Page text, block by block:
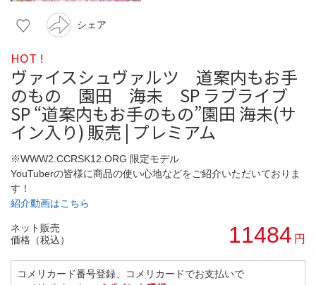
シェア
HOT !
ヴァイスシュヴァルツ 道案内もお手
のもの 園田 海未 SP ラブライブ
SP “道案内もお手のもの”園田 海未(サ
イン入り) 販売 | プレミアム
※WWW2.CCRSK12.ORG 限定モデル
YouTuberの皆様に商品の使い心地などをご紹介いただいておりま
す！
紹介動画はこちら
ネット販売
価格（税込）
11484 円
コメリカード番号登録、コメリカードでお支払いで